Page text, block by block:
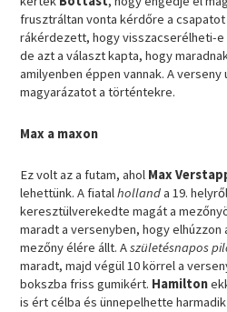
frusztráltan vonta kérdőre a
rákérdezett, hogy visszacserélheti-e
de azt a választ kapta, hogy
amilyenben éppen vannak. A
magyarázatot a történtekre.
Max a maxon
Ez volt az a futam, ahol Max
lehettünk. A fiatalhollanda 19.
keresztülverekedte magát a
maradt a versenyben, hogy elhúzzon
mezőny élére állt. Aszületésnapos
maradt, majd végül 10 körrel a
bokszba friss gumikért. Hamilton
is ért célba és ünnepelhette harmadik